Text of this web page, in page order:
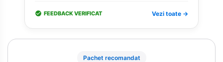
FEEDBACK VERIFICAT Vezi toate →
Pachet recomandat